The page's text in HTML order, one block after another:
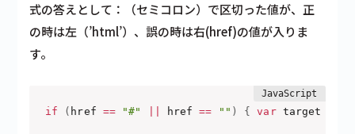
式の答えとして：（セミコロン）で区切った値が、正
の時は左（’html’）、誤の時は右(href)の値が入りま
す。
if ( href == "#" href == "" ) { var target